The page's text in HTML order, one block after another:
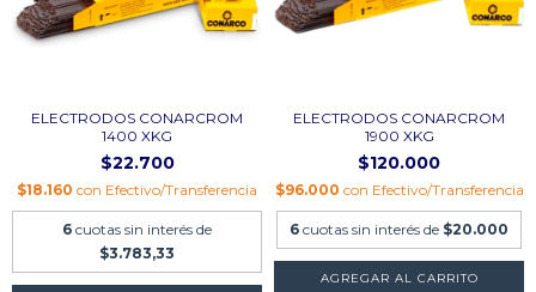
ELECTRODOS CONARCROM
1400 XKG
$22.700
$18.160 con Efectivo/Transferencia
6 cuotas sin interés de
$3.783,33
ELECTRODOS CONARCROM
1900 XKG
$120.000
$96.000 con Efectivo/Transferencia
6 cuotas sin interés de $20.000
AGREGAR AL CARRITO